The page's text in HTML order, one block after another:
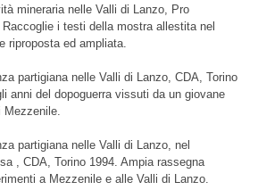
mineraria nelle Valli di Lanzo, Pro
i testi della mostra allestita nel
riproposta ed ampliata.
partigiana nelle Valli di Lanzo, CDA, Torino
anni del dopoguerra vissuti da un giovane
Mezzenile.
partigiana nelle Valli di Lanzo, nel
, CDA, Torino 1994. Ampia rassegna
a Mezzenile e alle Valli di Lanzo.